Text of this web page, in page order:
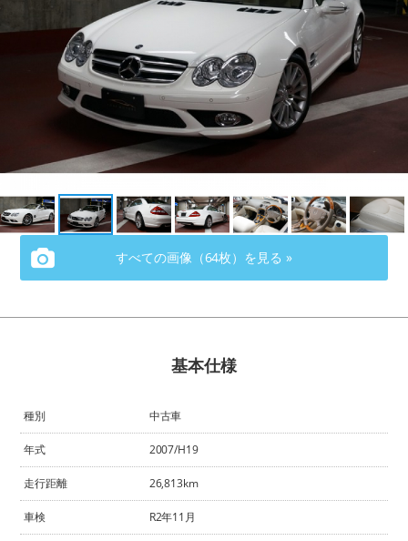
すべての画像（64枚）を見る »
基本仕様
種別 中古車
年式 2007/H19
走行距離 26,813km
車検 R2年11月